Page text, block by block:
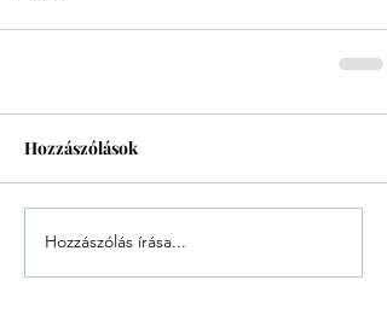
Hozzászólások
Hozzászólás írása...